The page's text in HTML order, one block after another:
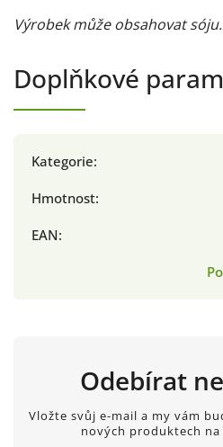
Výrobek může obsahovat sóju.
Doplňkové
Kategorie:
Hmotnost:
EAN:
Odebírat
Vložte svůj e-mail a my vám
nových produktech na